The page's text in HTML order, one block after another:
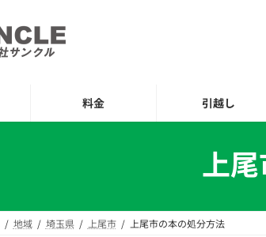
料金 引越し
上
地域 埼玉県 上尾市 上尾市の本の処分方法